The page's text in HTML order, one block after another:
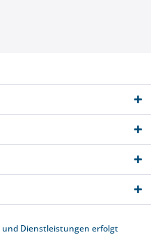
Dienstleistungen erfolgt